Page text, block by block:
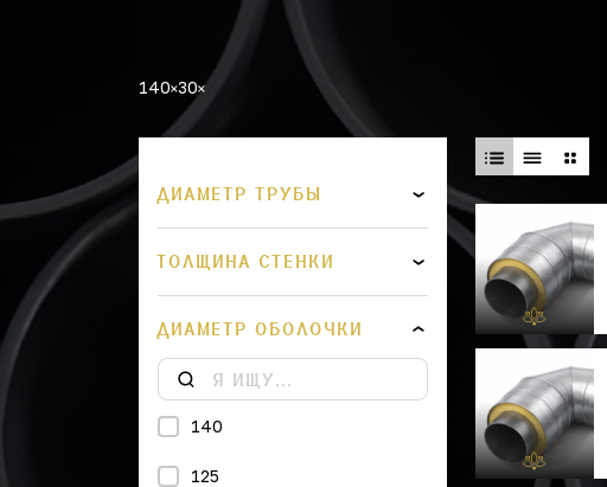
140 30
ДИАМЕТР ТРУБЫ
ТОЛЩИНА СТЕНКИ
ДИАМЕТР ОБОЛОЧКИ
140
125